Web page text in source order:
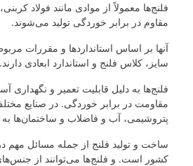
فلنج‌ها معمولاً از موادی مانند فولاد
مقاوم در برابر خوردگی تولید می‌شوند.
آنها بر اساس استانداردها و مقررات
سایز، کلاس فلنج و استاندارد ابعادی دارند.
فلنج‌ها به دلیل قابلیت تعمیر و نگهداری
مقاومت در برابر خوردگی. در صنایع
پتروشیمی، آب و فاضلاب و ساختمان‌ها
ساخت و تولید فلنج از جمله مسائل مهم
کشور است. و فلنج‌ها می‌توانند از